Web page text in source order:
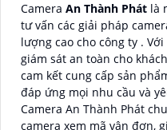
Camera An Thành Phát là
tư vấn các giải pháp
lượng cao cho công ty .
giám sát an toàn cho
cam kết cung cấp sản
đáp ứng mọi nhu cầu và
Camera An Thành Phát
camera xem mã vận đơn,